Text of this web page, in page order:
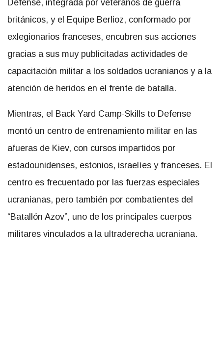
Defense, integrada por veteranos de guerra
británicos, y el Equipe Berlioz, conformado por
exlegionarios franceses, encubren sus acciones
gracias a sus muy publicitadas actividades de
capacitación militar a los soldados ucranianos y a la
atención de heridos en el frente de batalla.
Mientras, el Back Yard Camp-Skills to Defense
montó un centro de entrenamiento militar en las
afueras de Kiev, con cursos impartidos por
estadounidenses, estonios, israelíes y franceses. El
centro es frecuentado por las fuerzas especiales
ucranianas, pero también por combatientes del
“Batallón Azov”, uno de los principales cuerpos
militares vinculados a la ultraderecha ucraniana.